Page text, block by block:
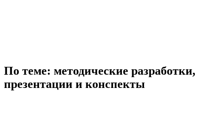
По теме: методические разработки,
презентации и конспекты